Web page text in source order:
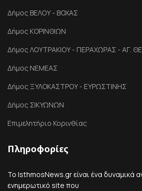
Δήμος ΒΕΛΟΥ - ΒΟΧΑΣ
Δήμος ΚΟΡΙΝΘΙΩΝ
Δήμος ΛΟΥΤΡΑΚΙΟΥ - ΠΕΡΑΧΩΡΑΣ - ΑΓ.
Δήμος ΝΕΜΕΑΣ
Δήμος ΞΥΛΟΚΑΣΤΡΟΥ - ΕΥΡΩΣΤΙΝΗΣ
Δήμος ΣΙΚΥΩΝΩΝ
Επιμελητήριο Κορινθίας
Πληροφορίες
Το IsthmosNews.gr είναι ένα δυναμικά
ενημερωτικό site που